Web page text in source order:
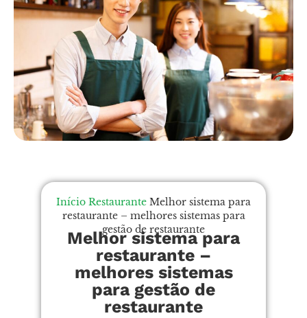
Início Restaurante Melhor sistema para
restaurante – melhores sistemas para
gestão de restaurante
Melhor sistema para
restaurante –
melhores sistemas
para gestão de
restaurante